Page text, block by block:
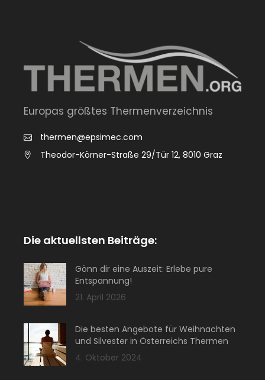
Europas größtes Thermenverzeichnis
thermen@epsimec.com
Theodor-Körner-Straße 29/Tür 12, 8010 Graz
Die aktuellsten Beiträge:
Gönn dir eine Auszeit: Erlebe pure
Entspannung!
21. April 2026
Die besten Angebote für Weihnachten
und Silvester in Österreichs Thermen
4. Oktober 2024